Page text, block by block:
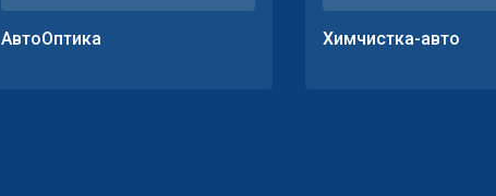
АвтоОптика Химчистка-авто